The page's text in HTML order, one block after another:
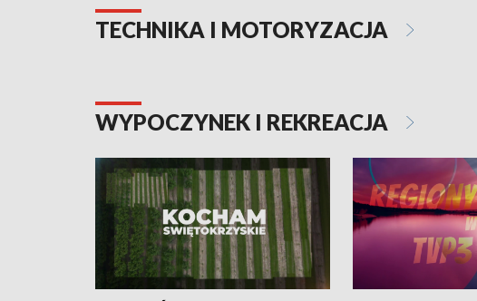
TECHNIKA I MOTORYZACJA
WYPOCZYNEK I REKREACJA